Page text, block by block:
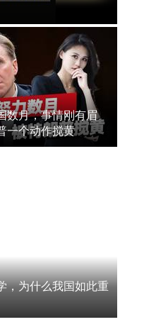
数月，事情刚有眉
一个动作搅黄
，为什么我国如此重